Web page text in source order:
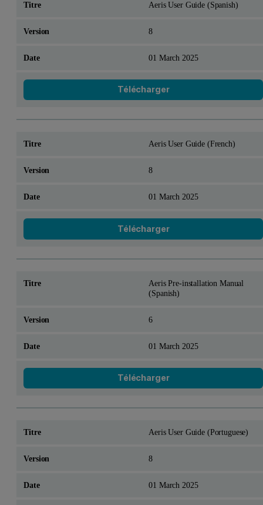
Aeris User Guide (Spanish)
8
01 March 2025
Télécharger
Aeris User Guide (French)
8
01 March 2025
Télécharger
Aeris Pre-installation Manual
(Spanish)
6
01 March 2025
Télécharger
Aeris User Guide (Portuguese)
8
01 March 2025